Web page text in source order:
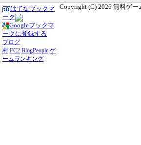
はてなブックマ
ーク
Googleブックマ
ークに登録する
ブログ
村 FC2 BlogPeople ゲ
ームランキング
Copyright (C) 2026 無料ゲー